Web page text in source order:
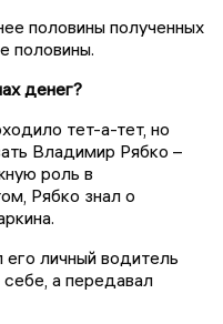
половины полученных
половины.
денег?
тет-а-тет, но
Владимир Рябко –
роль в
Рябко знал о
личный водитель
а передавал